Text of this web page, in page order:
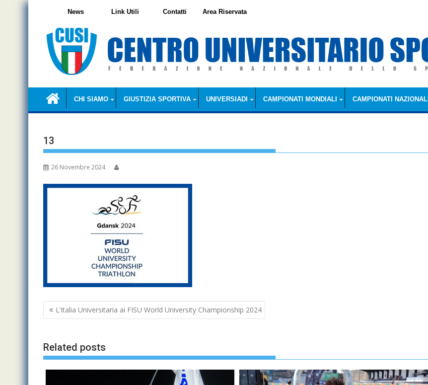
Skip
CHI SIAMO GIUSTIZIA SPORTIVA UNIVERSIADI CAMPIONATI MONDIALI CAMPIONATI NAZIONALI
News Link Utili Contatti Area Riservata
13
26 Novembre 2024
Navigazione
articoli
L’Italia Universitaria ai FISU World University Championship 2024
Related posts